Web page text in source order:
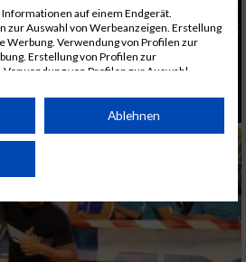
auf einem Endgerät.
zur Auswahl von Werbeanzeigen. Erstellung
Werbung. Verwendung von Profilen zur
Erstellung von Profilen zur
von Profilen zur Auswahl
von Zielgruppen durch Statistiken oder
Quellen. Entwicklung und
Union weitergegeben und in die
Anbieter)
Ablehnen